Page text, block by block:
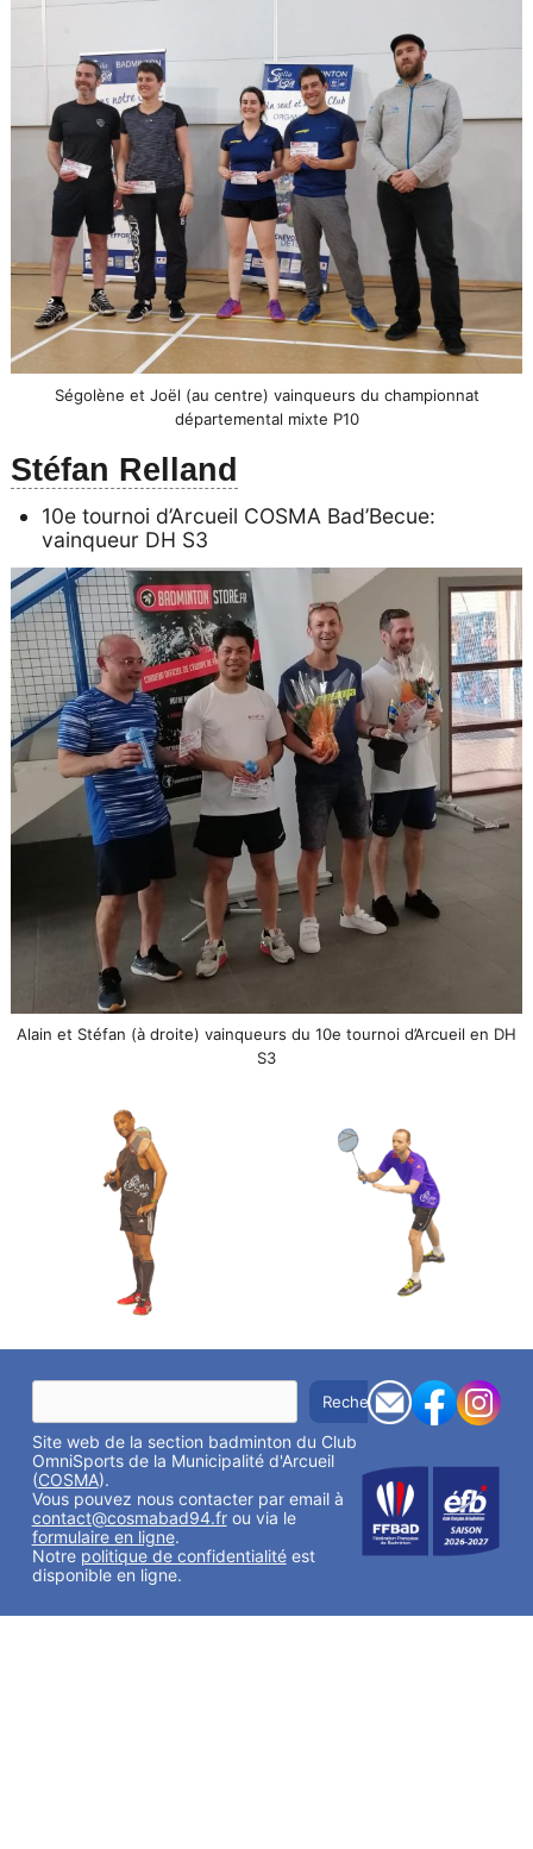
Ségolène et Joël (au centre) vainqueurs du championnat
départemental mixte P10
Stéfan Relland
10e tournoi d’Arcueil COSMA Bad’Becue:
vainqueur DH S3
Alain et Stéfan (à droite) vainqueurs du 10e tournoi d’Arcueil en DH
S3
R
c
h
e
r
c
h
e
r
Rechercher
Site web de la section badminton du Club
OmniSports de la Municipalité d'Arcueil
(COSMA).
Vous pouvez nous contacter par email à
contact@cosmabad94.frou via le
formulaire en ligne.
Notre politique de confidentialitéest
disponible en ligne.